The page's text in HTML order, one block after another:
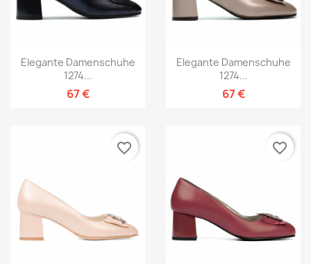
Elegante Damenschuhe
1274...
67 €
Elegante Damenschuhe
1274...
67 €
favorite_border favorite_border